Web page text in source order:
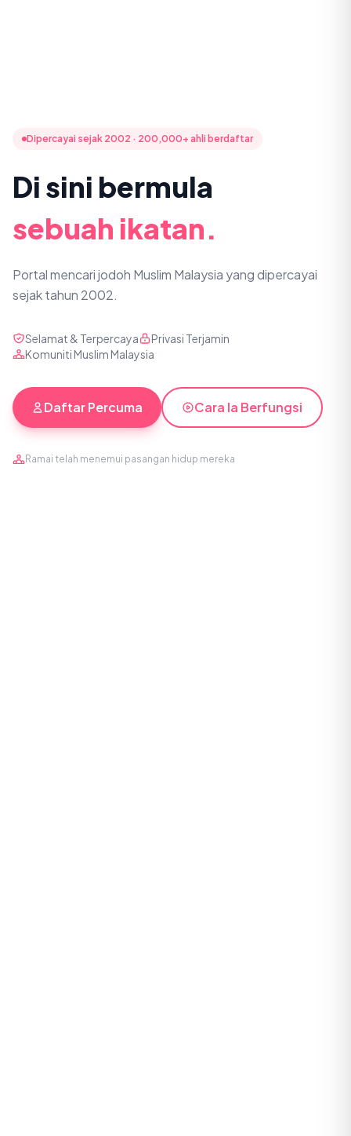
Dipercayai sejak 2002 · 200,000+ ahli berdaftar
Di sini bermula
sebuah ikatan.
Portal mencari jodoh Muslim Malaysia yang dipercayai
sejak tahun 2002.
Selamat & Terpercaya
Privasi Terjamin
Komuniti Muslim Malaysia
Daftar Percuma Cara Ia Berfungsi
Ramai telah menemui pasangan hidup mereka